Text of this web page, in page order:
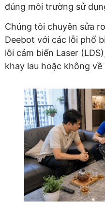
đúng môi trường sử
Chúng tôi chuyên sửa
Deebot với các lỗi phổ
lỗi cảm biến Laser
khay lau hoặc không về